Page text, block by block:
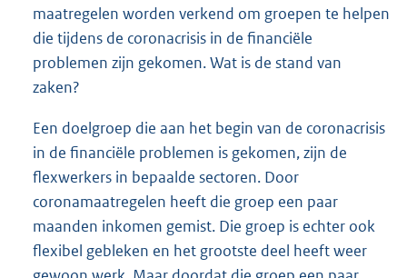
maatregelen worden verkend om groepen te helpen
die tijdens de coronacrisis in de financiële
problemen zijn gekomen. Wat is de stand van
zaken?
Een doelgroep die aan het begin van de coronacrisis
in de financiële problemen is gekomen, zijn de
flexwerkers in bepaalde sectoren. Door
coronamaatregelen heeft die groep een paar
maanden inkomen gemist. Die groep is echter ook
flexibel gebleken en het grootste deel heeft weer